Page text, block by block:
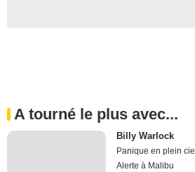
A tourné le plus avec...
Billy Warlock
Panique en plein ciel
Alerte à Malibu